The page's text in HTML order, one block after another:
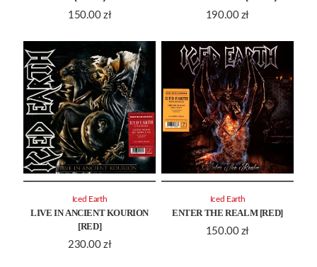
150.00 zł
190.00 zł
LIVE IN ANCIENT KOURION
[RED]
230.00 zł
Iced Earth
ENTER THE REALM [RED]
150.00 zł
Iced Earth